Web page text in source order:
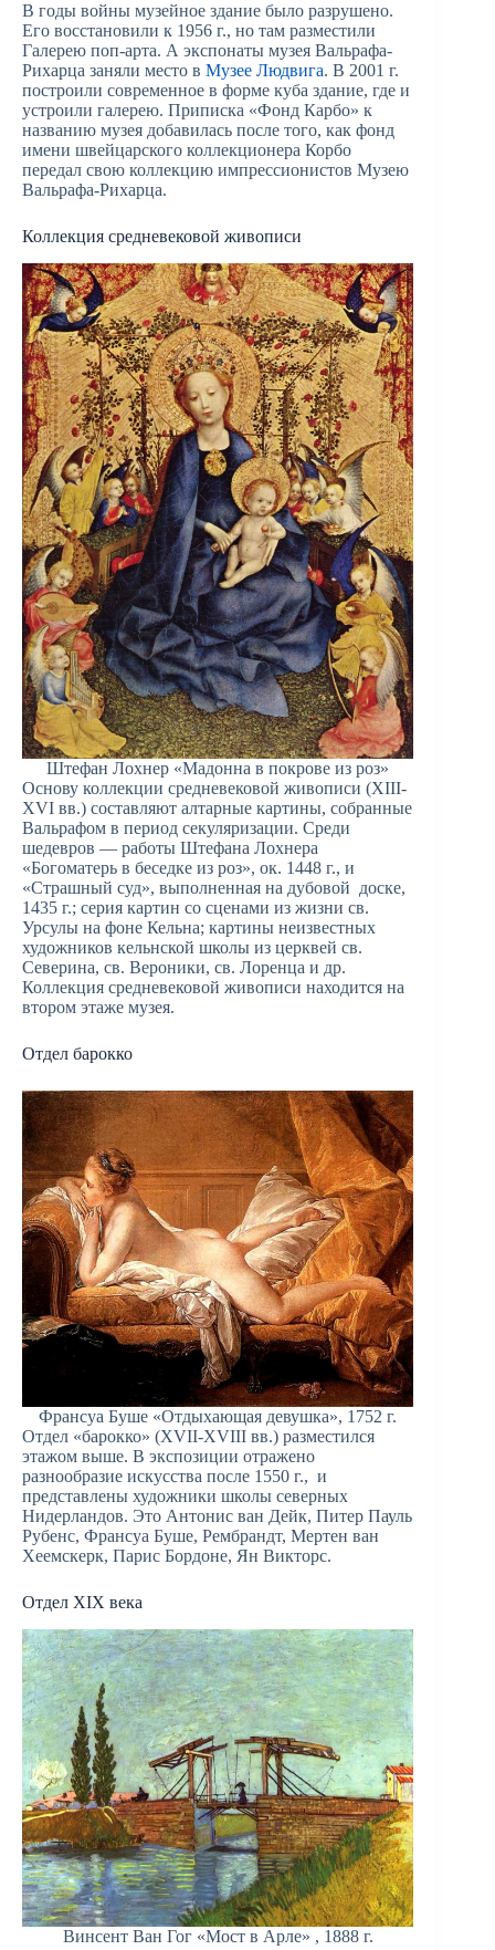
В годы войны музейное здание было разрушено.
Его восстановили к 1956 г., но там разместили
Галерею поп-арта. А экспонаты музея Вальрафа-
Рихарца заняли место в Музее Людвига. В 2001 г.
построили современное в форме куба здание, где и
устроили галерею. Приписка «Фонд Карбо» к
названию музея добавилась после того, как фонд
имени швейцарского коллекционера Корбо
передал свою коллекцию импрессионистов Музею
Вальрафа-Рихарца.
Коллекция средневековой живописи
Штефан Лохнер «Мадонна в покрове из роз»
Основу коллекции средневековой живописи (XIII-
XVI вв.) составляют алтарные картины, собранные
Вальрафом в период секуляризации. Среди
шедевров — работы Штефана Лохнера
«Богоматерь в беседке из роз», ок. 1448 г., и
«Страшный суд», выполненная на дубовой доске,
1435 г.; серия картин со сценами из жизни св.
Урсулы на фоне Кельна; картины неизвестных
художников кельнской школы из церквей св.
Северина, св. Вероники, св. Лоренца и др.
Коллекция средневековой живописи находится на
втором этаже музея.
Отдел барокко
Франсуа Буше «Отдыхающая девушка», 1752 г.
Отдел «барокко» (XVII-XVIII вв.) разместился
этажом выше. В экспозиции отражено
разнообразие искусства после 1550 г., и
представлены художники школы северных
Нидерландов. Это Антонис ван Дейк, Питер Пауль
Рубенс, Франсуа Буше, Рембрандт, Мертен ван
Хеемскерк, Парис Бордоне, Ян Викторс.
Отдел XIX века
Винсент Ван Гог «Мост в Арле» , 1888 г.